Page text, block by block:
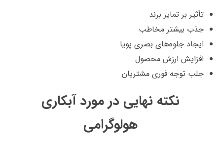
تأثیر بر تمایز برند
جذب بیشتر مخاطب
ایجاد جلوه‌های بصری پویا
افزایش ارزش محصول
جلب توجه فوری مشتریان
نکته نهایی در مورد آبکاری
هولوگرامی